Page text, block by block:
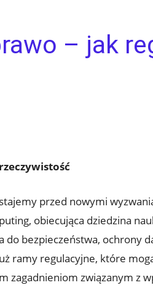
– jak
przed nowymi
obiecująca dziedzina
do bezpieczeństwa, ochrony
ramy regulacyjne, które
zagadnieniom związanym z